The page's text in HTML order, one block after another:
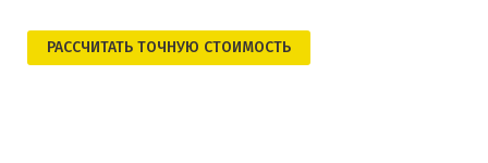
РАСCЧИТАТЬ ТОЧНУЮ СТОИМОСТЬ